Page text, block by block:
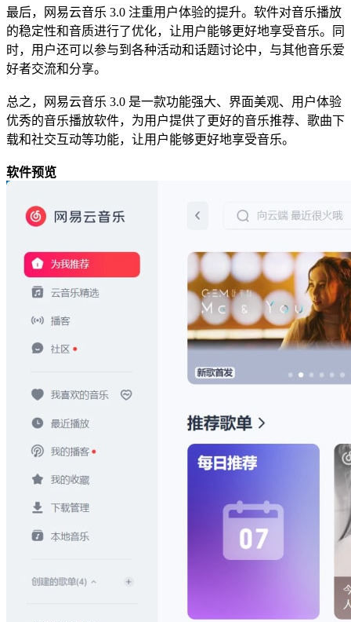
最后，网易云音乐 3.0 注重用户体验的提升。软件对音乐播放
的稳定性和音质进行了优化，让用户能够更好地享受音乐。同
时，用户还可以参与到各种活动和话题讨论中，与其他音乐爱
好者交流和分享。
总之，网易云音乐 3.0 是一款功能强大、界面美观、用户体验
优秀的音乐播放软件，为用户提供了更好的音乐推荐、歌曲下
载和社交互动等功能，让用户能够更好地享受音乐。
软件预览